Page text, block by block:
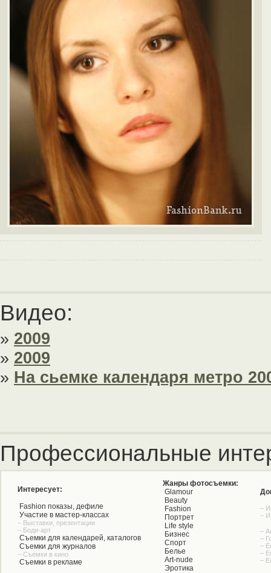
Видео:
» 2009
» 2009
» На сьемке календаря метро
Профессиональные
Интересует:
Fashion показы, дефиле
Участие в мастер-классах
– Выставки, презентации
– Боди-арт
Съемки для календарей, каталогов
Съемки для журналов
– Съемки в кино
Съемки в рекламе
Жанры фотосъемки:
Glamour
Beauty
Fashion
Портрет
Life style
Бизнес
Спорт
Белье
Art-nude
Эротика
–
–
–
–
–
–
–